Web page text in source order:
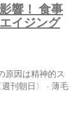
響！ 食事
イジング
原因は精神的ス
刊朝日〉 · 薄毛